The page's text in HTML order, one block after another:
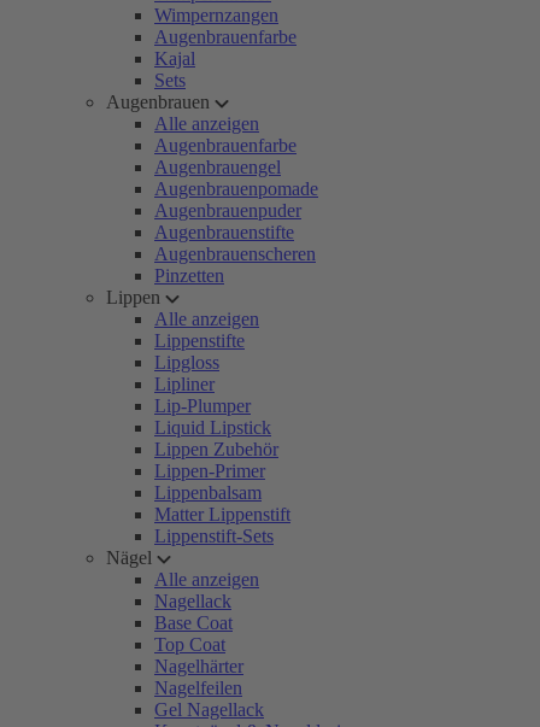
Wimpernzangen
Augenbrauenfarbe
Kajal
Sets
Augenbrauen
Alle anzeigen
Augenbrauenfarbe
Augenbrauengel
Augenbrauenpomade
Augenbrauenpuder
Augenbrauenstifte
Augenbrauenscheren
Pinzetten
Lippen
Alle anzeigen
Lippenstifte
Lipgloss
Lipliner
Lip-Plumper
Liquid Lipstick
Lippen Zubehör
Lippen-Primer
Lippenbalsam
Matter Lippenstift
Lippenstift-Sets
Nägel
Alle anzeigen
Nagellack
Base Coat
Top Coat
Nagelhärter
Nagelfeilen
Gel Nagellack